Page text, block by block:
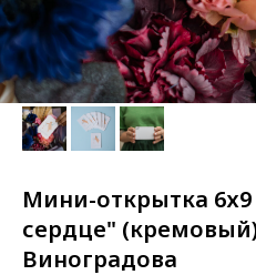
Мини-открытка
сердце"
Виноградова